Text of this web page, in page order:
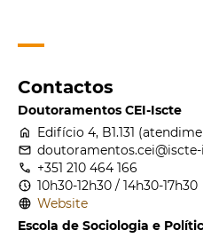
Contactos
Doutoramentos CEI-Iscte
home Edifício 4, B1.131
email
call +351 210 464 166
nest_clock_farsight_analog 10h30-12h30 / 14h30-17h30
language Website
Escola de Sociologia e